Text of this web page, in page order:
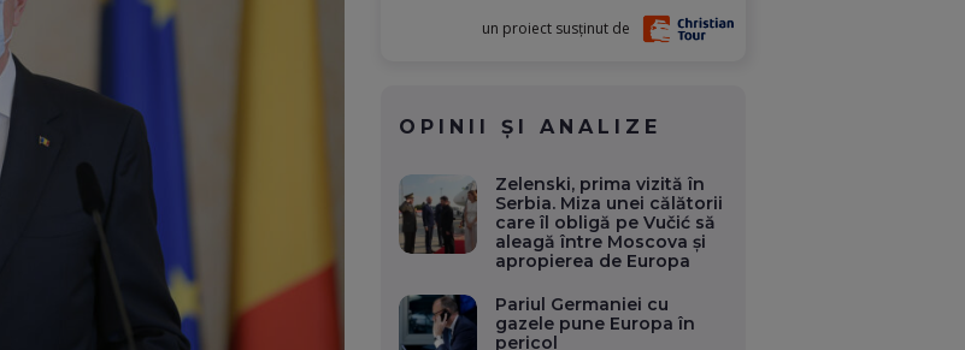
un proiect susținut de
OPINII ȘI ANALIZE
Zelenski, prima vizită în
Serbia. Miza unei călătorii
care îl obligă pe Vučić să
aleagă între Moscova și
apropierea de Europa
Pariul Germaniei cu
gazele pune Europa în
pericol